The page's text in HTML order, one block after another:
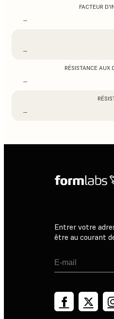
FACTEUR
–
–
RÉSISTANCE AUX
–
–
Entrer votre
être au courant